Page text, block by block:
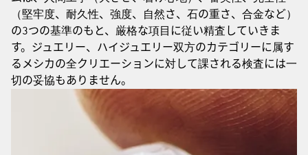
（堅牢度、耐久性、強度、自然さ、石の重さ、合金など）
の3つの基準のもと、厳格な項目に従い精査していきま
す。ジュエリー、ハイジュエリー双方のカテゴリーに属す
るメシカの全クリエーションに対して課される検査には一
切の妥協もありません。